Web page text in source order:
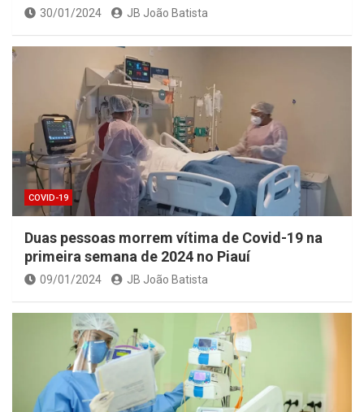
30/01/2024 JB João Batista
COVID-19
Duas pessoas morrem vítima de Covid-19 na
primeira semana de 2024 no Piauí
09/01/2024 JB João Batista